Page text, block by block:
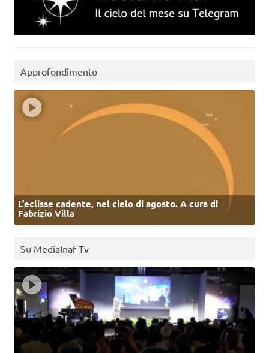
Approfondimento
L’eclisse cadente, nel cielo di agosto. A cura di
Fabrizio Villa
Su MediaInaf Tv